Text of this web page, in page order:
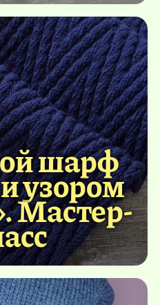
шарф
узором
Мастер-